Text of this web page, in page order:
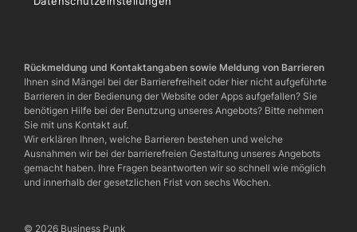
Rückmeldung und Kontaktangaben sowie Meldung von Barrieren
Ihnen sind Mängel bei der Barrierefreiheit oder hier nicht aufgeführte
Barrieren in der Bedienung der Website oder Apps aufgefallen? Sie
benötigen Hilfe bei der Benutzung unseres Angebots? Bitte nehmen
Sie mit uns Kontakt auf.
Wir erklären Ihnen, welche Barrieren bestehen und welche
Ausnahmen wir bei der barrierefreien Gestaltung unseres Angebots
gemacht haben. Ihre Fragen beantworten wir so schnell wie möglich
und innerhalb der gesetzlichen Frist von sechs Wochen.
© 2026 Business Punk